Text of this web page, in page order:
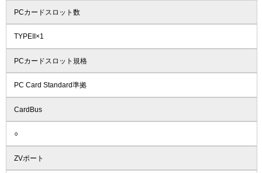
PCカードスロット数
TYPEII×1
PCカードスロット規格
PC Card Standard準拠
CardBus
○
ZVポート